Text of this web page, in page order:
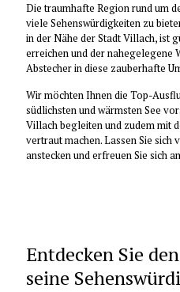
Die traumhafte Region rund um
viele Sehenswürdigkeiten zu
in der Nähe der Stadt Villach, ist
erreichen und der nahegelegene
Abstecher in diese zauberhafte
Wir möchten Ihnen die Top-
südlichsten und wärmsten See
Villach begleiten und zudem mit
vertraut machen. Lassen Sie sich
anstecken und erfreuen Sie sich
Entdecken Sie
seine